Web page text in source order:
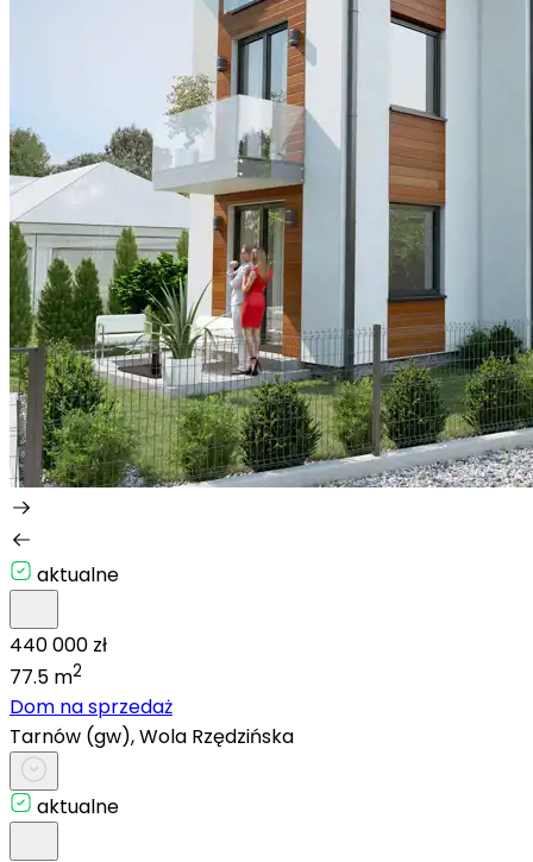
aktualne
440 000 zł
77.5 m2
Dom na sprzedaż
Tarnów (gw), Wola Rzędzińska
aktualne